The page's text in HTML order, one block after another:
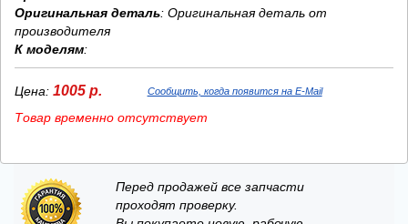
Оригинальная деталь: Оригинальная деталь от
производителя
К моделям:
Цена: 1005 р. Сообщить, когда появится на E-Mail
Товар временно отсутствует
Перед продажей все запчасти
проходят проверку.